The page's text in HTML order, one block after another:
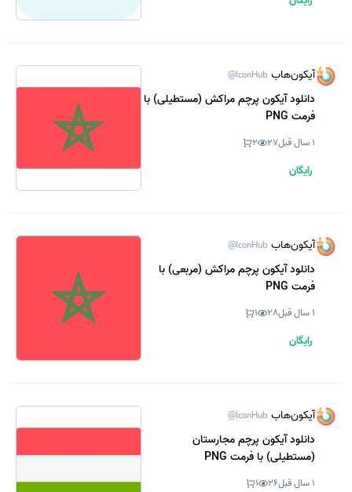
آیکون‌هاب @IconHub
دانلود آیکون پرچم مراکش (مستطیلی) با
فرمت PNG
1 سال قبل 27
2
رایگان
آیکون‌هاب @IconHub
دانلود آیکون پرچم مراکش (مربعی) با
فرمت PNG
1 سال قبل 28
1
رایگان
آیکون‌هاب @IconHub
دانلود آیکون پرچم مجارستان
(مستطیلی) با فرمت PNG
1 سال قبل 26
1